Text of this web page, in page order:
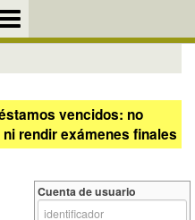
vencidos: no
rendir exámenes finales
Cuenta de usuario